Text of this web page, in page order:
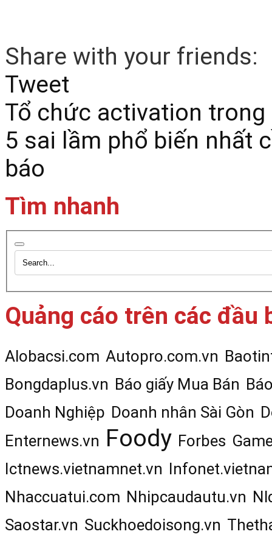
Share with your friends:
Tweet
Tổ chức activation
5 sai lầm phổ biến nhất
báo
Tìm nhanh
Quảng cáo trên các đầu
Alobacsi.com Autopro.com.vn
Bongdaplus.vn Báo giấy Mua Bán
Doanh Nghiệp Doanh nhân Sài Gòn
Enternews.vn Foody Forbes
Ictnews.vietnamnet.vn
Nhaccuatui.com Nhipcaudautu.vn
Saostar.vn Suckhoedoisong.vn